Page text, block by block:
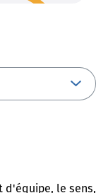
d'équipe, le sens,